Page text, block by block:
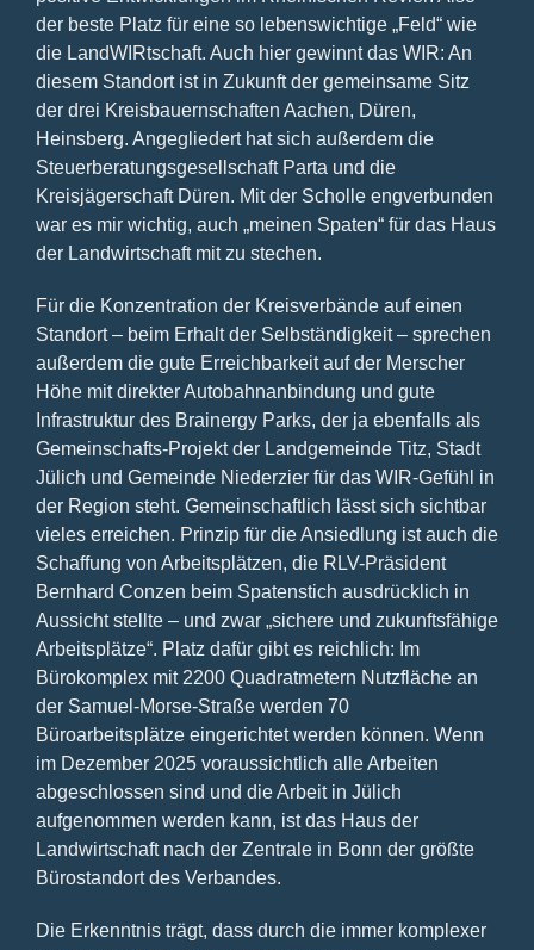
der beste Platz für eine so lebenswichtige „Feld“ wie
die LandWIRtschaft. Auch hier gewinnt das WIR: An
diesem Standort ist in Zukunft der gemeinsame Sitz
der drei Kreisbauernschaften Aachen, Düren,
Heinsberg. Angegliedert hat sich außerdem die
Steuerberatungsgesellschaft Parta und die
Kreisjägerschaft Düren. Mit der Scholle engverbunden
war es mir wichtig, auch „meinen Spaten“ für das Haus
der Landwirtschaft mit zu stechen.
Für die Konzentration der Kreisverbände auf einen
Standort – beim Erhalt der Selbständigkeit – sprechen
außerdem die gute Erreichbarkeit auf der Merscher
Höhe mit direkter Autobahnanbindung und gute
Infrastruktur des Brainergy Parks, der ja ebenfalls als
Gemeinschafts-Projekt der Landgemeinde Titz, Stadt
Jülich und Gemeinde Niederzier für das WIR-Gefühl in
der Region steht. Gemeinschaftlich lässt sich sichtbar
vieles erreichen. Prinzip für die Ansiedlung ist auch die
Schaffung von Arbeitsplätzen, die RLV-Präsident
Bernhard Conzen beim Spatenstich ausdrücklich in
Aussicht stellte – und zwar „sichere und zukunftsfähige
Arbeitsplätze“. Platz dafür gibt es reichlich: Im
Bürokomplex mit 2200 Quadratmetern Nutzfläche an
der Samuel-Morse-Straße werden 70
Büroarbeitsplätze eingerichtet werden können. Wenn
im Dezember 2025 voraussichtlich alle Arbeiten
abgeschlossen sind und die Arbeit in Jülich
aufgenommen werden kann, ist das Haus der
Landwirtschaft nach der Zentrale in Bonn der größte
Bürostandort des Verbandes.
Die Erkenntnis trägt, dass durch die immer komplexer